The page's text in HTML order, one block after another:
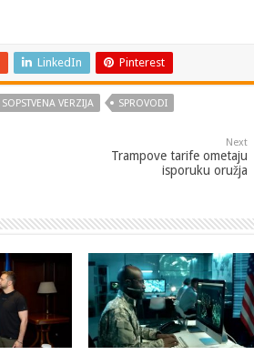
LinkedIn Pinterest
SOPSTVENA VERZIJA SPROVODI
Next
Trampove tarife ometaju
isporuku oružja